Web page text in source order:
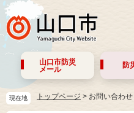
山口市防災
メール
防
現在地 トップページ > お問い合わせ